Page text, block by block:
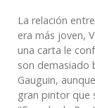
La relación
era más joven,
una carta le
son demasiado
Gauguin,
gran pintor que